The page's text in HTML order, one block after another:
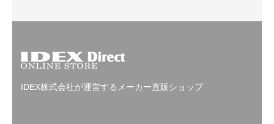
IDEX株式会社が運営するメーカー直販ショップ